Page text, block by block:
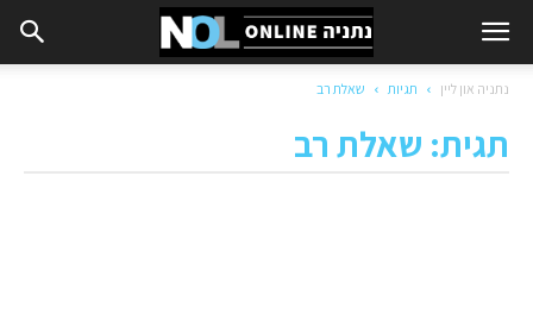
נתניה און ליין תגיות שאלת רב
תגית: שאלת רב